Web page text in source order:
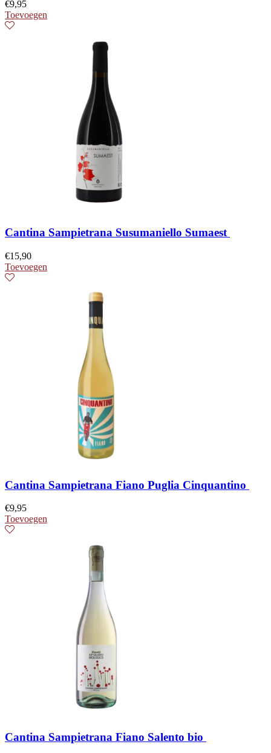
€9,95
Toevoegen
Cantina Sampietrana Susumaniello Sumaest
€15,90
Toevoegen
Cantina Sampietrana Fiano Puglia Cinquantino
€9,95
Toevoegen
Cantina Sampietrana Fiano Salento bio